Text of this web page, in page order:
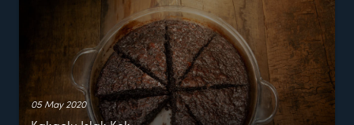
05 May 2020